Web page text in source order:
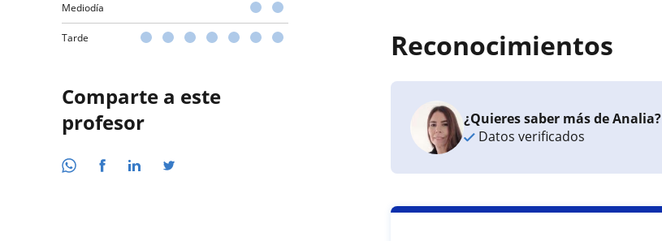
Mediodía
Tarde
Comparte a este
profesor
Reconocimientos
¿Quieres saber más de Analia?
Datos verificados